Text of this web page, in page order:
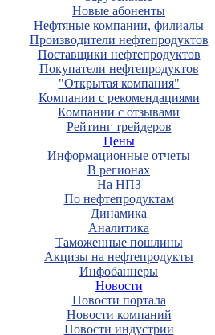
Новые абоненты
Нефтяные компании, филиалы
Производители нефтепродуктов
Поставщики нефтепродуктов
Покупатели нефтепродуктов
"Открытая компания"
Компании с рекомендациями
Компании с отзывами
Рейтинг трейдеров
Цены
Информационные отчеты
В регионах
На НПЗ
По нефтепродуктам
Динамика
Аналитика
Таможенные пошлины
Акцизы на нефтепродукты
Инфобаннеры
Новости
Новости портала
Новости компаний
Новости индустрии